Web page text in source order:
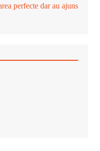
perfecte dar au ajuns